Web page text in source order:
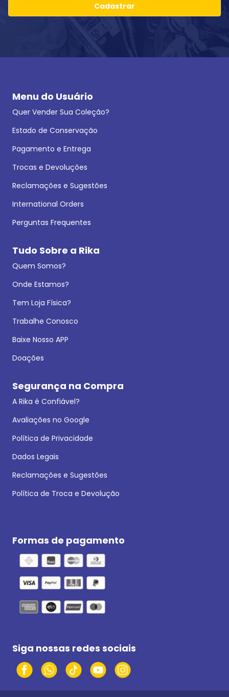
Cadastrar
Menu do Usuário
Quer Vender Sua Coleção?
Estado de Conservação
Pagamento e Entrega
Trocas e Devoluções
Reclamações e Sugestões
International Orders
Perguntas Frequentes
Tudo Sobre a Rika
Quem Somos?
Onde Estamos?
Tem Loja Física?
Trabalhe Conosco
Baixe Nosso APP
Doações
Segurança na Compra
A Rika é Confiável?
Avaliações no Google
Política de Privacidade
Dados Legais
Reclamações e Sugestões
Política de Troca e Devolução
Formas de pagamento
Siga nossas redes sociais